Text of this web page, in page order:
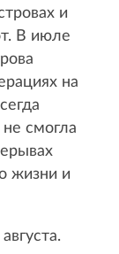
и
В июле
на
смогла
жизни и